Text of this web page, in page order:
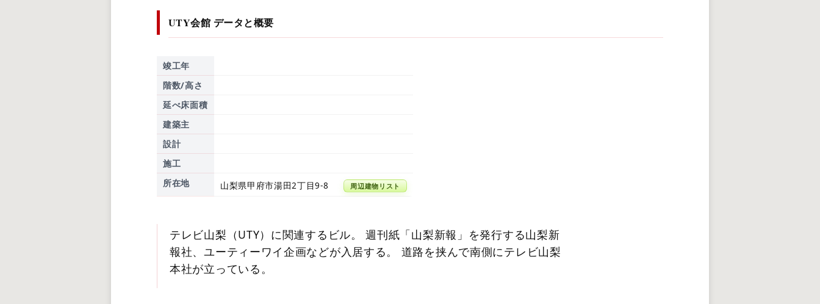
UTY会館 データと概要
竣工年
階数/高さ
延べ床面積
建築主
設計
施工
所在地
山梨県甲府市湯田2丁目9-8 周辺建物リスト
テレビ山梨（UTY）に関連するビル。 週刊紙「山梨新報」を発行する山梨新
報社、ユーティーワイ企画などが入居する。 道路を挟んで南側にテレビ山梨
本社が立っている。